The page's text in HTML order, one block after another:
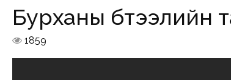
Бурханы бүтээлийн
1859